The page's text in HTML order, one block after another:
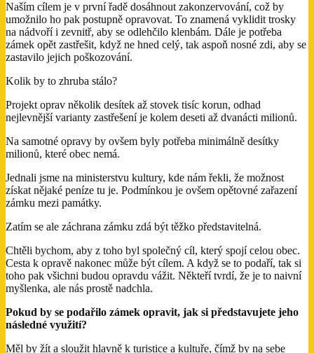
Naším cílem je v první řadě dosáhnout zakonzervování, což by
umožnilo ho pak postupně opravovat. To znamená vyklidit trosky
na nádvoří i zevnitř, aby se odlehčilo klenbám. Dále je potřeba
zámek opět zastřešit, když ne hned celý, tak aspoň nosné zdi, aby se
zastavilo jejich poškozování.
Kolik by to zhruba stálo?
Projekt oprav několik desítek až stovek tisíc korun, odhad
nejlevnější varianty zastřešení je kolem deseti až dvanácti milionů.
Na samotné opravy by ovšem byly potřeba minimálně desítky
milionů, které obec nemá.
Jednali jsme na ministerstvu kultury, kde nám řekli, že možnost
získat nějaké peníze tu je. Podmínkou je ovšem opětovné zařazení
zámku mezi památky.
Zatím se ale záchrana zámku zdá být těžko představitelná.
Chtěli bychom, aby z toho byl společný cíl, který spojí celou obec.
Cesta k opravě nakonec může být cílem. A když se to podaří, tak si
toho pak všichni budou opravdu vážit. Někteří tvrdí, že je to naivní
myšlenka, ale nás prostě nadchla.
Pokud by se podařilo zámek opravit, jak si představujete jeho
následné využití?
Měl by žít a sloužit hlavně k turistice a kultuře, čímž by na sebe